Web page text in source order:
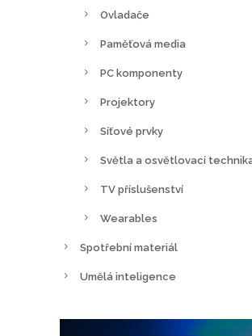
Ovladače
Paměťová media
PC komponenty
Projektory
Síťové prvky
Světla a osvětlovací
TV příslušenství
Wearables
Spotřební materiál
Umělá inteligence